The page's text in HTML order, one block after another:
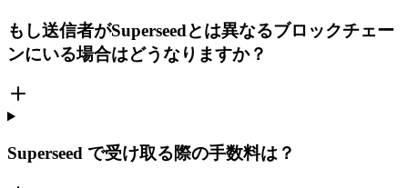
もし送信者がSuperseedとは異なるブロックチェー
ンにいる場合はどうなりますか？
Superseed で受け取る際の手数料は？